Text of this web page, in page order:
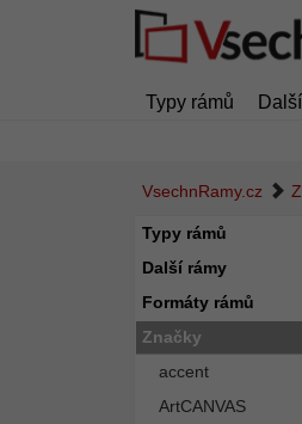
Typy rámů
VsechnRamy.cz
Typy rámů
Další rámy
Formáty rámů
Značky
accent
ArtCANVAS